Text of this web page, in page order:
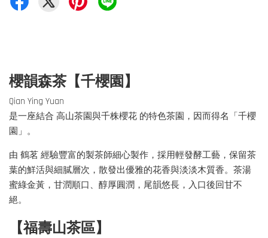
櫻韻森茶【千櫻園】
Qian Ying Yuan
是一座結合 高山茶園與千株櫻花 的特色茶園，因而得名「千櫻
園」。
由 鶴茗 經驗豐富的製茶師細心製作，採用輕發酵工藝，保留茶
葉的鮮活與細膩層次，散發出優雅的花香與淡淡木質香。茶湯
蜜綠金黃，甘潤順口、醇厚圓潤，尾韻悠長，入口後回甘不
絕。
【福壽山茶區】